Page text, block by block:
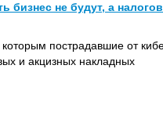
бизнес не будут, а
пострадавшие от
и акцизных накладных